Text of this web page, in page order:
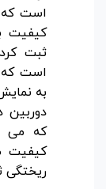
است
کیفیت
ثبت
است که
به
که می
کیفیت
ریختگی